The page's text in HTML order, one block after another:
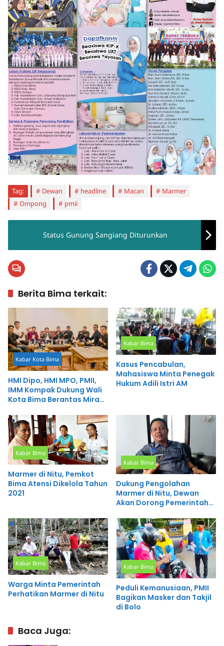
Tag: Dewan headline Macan
Marmer
Ompong
pmii
Status Gunung Sangiang Diturunkan
Berita Bima terkait:
Kabar Kota Bima
HMI Dipo, HMI MPO, PMII,
IMM Kompak Dukung Wali
Kota Bima Berantas Miras
Kabar Bima
Kasus Pencabulan,
Mahasiswa Minta Penegak
Hukum Adili Istri AM
Kabar Bima
Marmer di Nitu, Pemkot
Bima Atensi Dikelola Tahun
2021
Kabar Bima
Dukung Pengolahan
Marmer di Nitu, Dewan
Akan Dorong Pemerintah
Kabar Bima
Warga Minta Pemerintah
Perhatikan Marmer di Nitu
Kabar Bima
Peduli Kemanusiaan, PMII
Bagikan Masker dan Takjil
di Bolo
Baca Juga: